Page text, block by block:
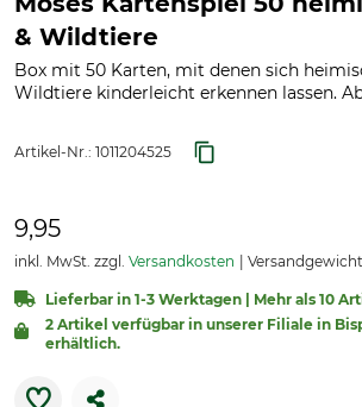
& Wildtiere
Box mit 50 Karten, mit denen sich
Wildtiere kinderleicht erkennen lassen.
Artikel-Nr.: 1011204525
9,95
inkl. MwSt. zzgl. Versandkosten Versandgewicht
Lieferbar in 1-3 Werktagen | Mehr als 10
2 Artikel verfügbar in unserer Filiale in
erhältlich.